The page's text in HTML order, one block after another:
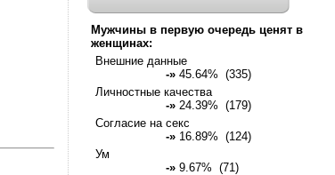
Мужчины в первую очередь ценят в
женщинах:
Внешние данные
-» 45.64% (335)
Личностные качества
-» 24.39% (179)
Согласие на секс
-» 16.89% (124)
Ум
-» 9.67% (71)